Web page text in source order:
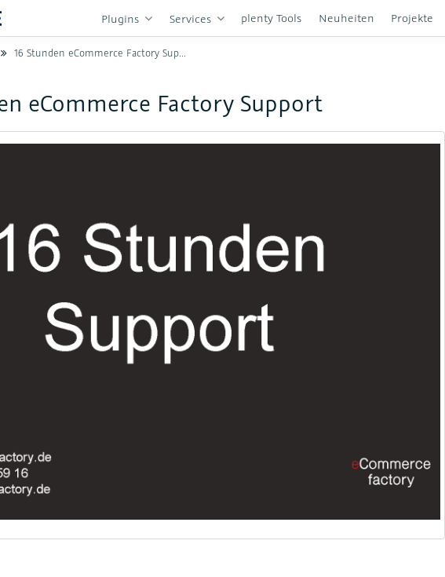
Plugins Services plenty Tools Neuheiten Projekte
16 Stunden eCommerce Factory Support
eCommerce Factory Support